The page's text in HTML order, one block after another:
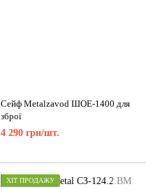
Сейф Metalzavod ШОЕ-1400 для
зброї
4 290 грн/шт.
ХІТ ПРОДАЖУ